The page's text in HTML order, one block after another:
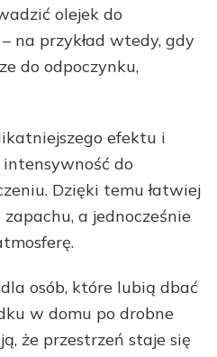
olejek do
na przykład wtedy, gdy
do odpoczynku,
efektu i
do
Dzięki temu łatwiej
a jednocześnie
osób, które lubią dbać
w domu po drobne
że przestrzeń staje się